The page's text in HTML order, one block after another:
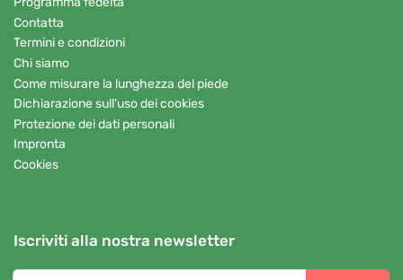
Contatta
Termini e condizioni
Chi siamo
Come misurare la lunghezza del piede
Dichiarazione sull'uso dei cookies
Protezione dei dati personali
Impronta
Cookies
Iscriviti alla nostra newsletter